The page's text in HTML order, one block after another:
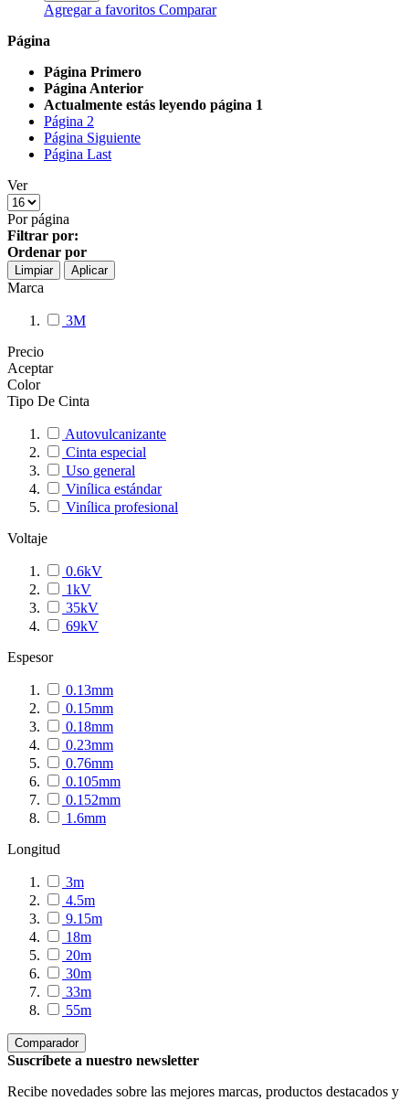
Agregar a favoritos Comparar
Página
Página Primero
Página Anterior
Actualmente estás leyendo página 1
Página 2
Página Siguiente
Página Last
Ver
Por página
Filtrar por:
Ordenar por
Limpiar Aplicar
Marca
3M
Precio
Aceptar
Color
Tipo De Cinta
Autovulcanizante
Cinta especial
Uso general
Vinílica estándar
Vinílica profesional
Voltaje
0.6kV
1kV
35kV
69kV
Espesor
0.13mm
0.15mm
0.18mm
0.23mm
0.76mm
0.105mm
0.152mm
1.6mm
Longitud
3m
4.5m
9.15m
18m
20m
30m
33m
55m
Comparador
Suscríbete a nuestro newsletter
Recibe novedades sobre las mejores marcas, productos destacados y